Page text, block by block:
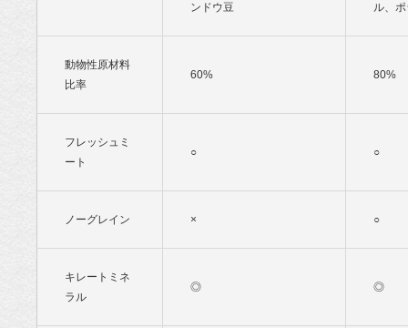
ンドウ豆
ル、
動物性原材料
比率
60% 80%
フレッシュミ
ート
○ ○
ノーグレイン × ○
キレートミネ
ラル
◎ ◎